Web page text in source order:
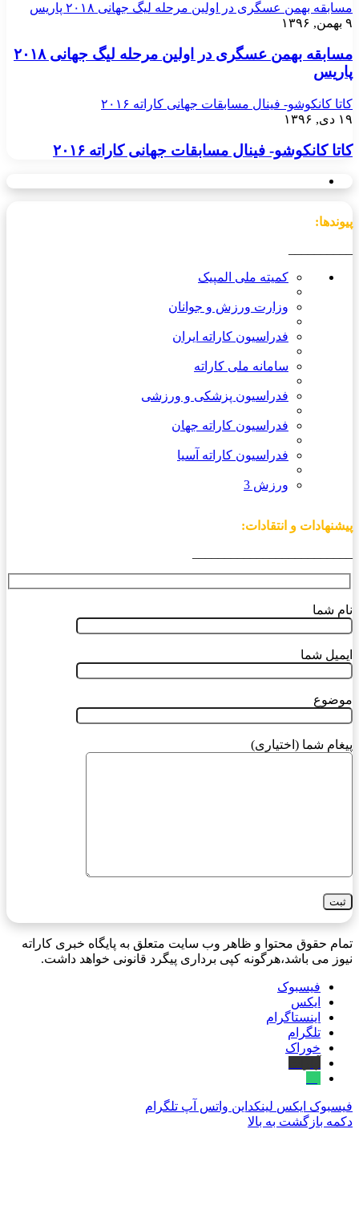
مسابقه بهمن عسگری در اولین مرحله لیگ جهانی ۲۰۱۸ پاریس
۹ بهمن, ۱۳۹۶
مسابقه بهمن عسگری در اولین مرحله لیگ جهانی ۲۰۱۸
پاریس
کاتا کانکوشو- فینال مسابقات جهانی کاراته ۲۰۱۶
۱۹ دی, ۱۳۹۶
کاتا کانکوشو- فینال مسابقات جهانی کاراته ۲۰۱۶
پیوندها:
کمیته ملی المپیک
وزارت ورزش و جوانان
فدراسیون کاراته ایران
سامانه ملی کاراته
فدراسیون پزشکی و ورزشی
فدراسیون کاراته جهان
فدراسیون کاراته آسیا
ورزش 3
پیشنهادات و انتقادات:
نام شما
ایمیل شما
موضوع
پیغام شما (اختیاری)
تمام حقوق محتوا و ظاهر وب سایت متعلق به پایگاه خبری کاراته
نیوز می باشد،هرگونه کپی برداری پیگرد قانونی خواهد داشت.
فیسبوک
ایکس
اینستاگرام
تلگرام
خوراک
فیسبوک ایکس لینکداین واتس آپ تلگرام
دکمه بازگشت به بالا